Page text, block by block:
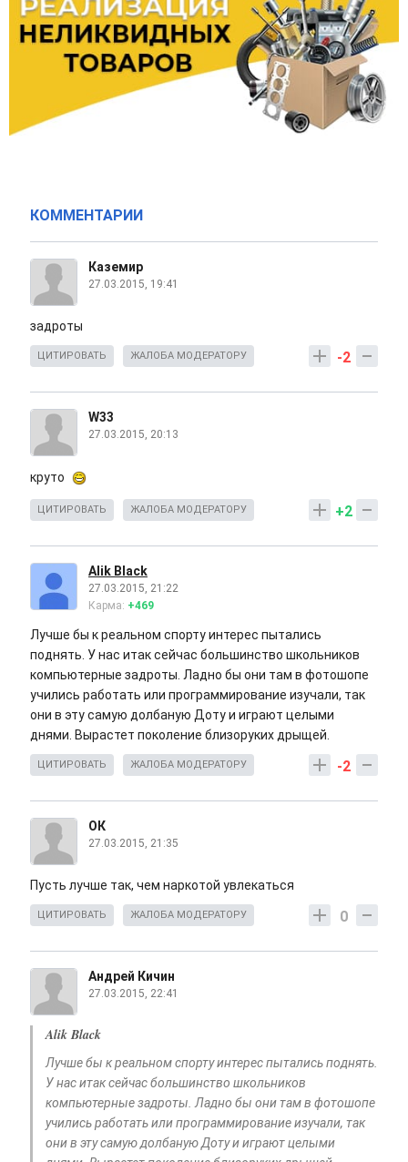
КОММЕНТАРИИ
Каземир
27.03.2015, 19:41
задроты
-2
ЦИТИРОВАТЬ ЖАЛОБА МОДЕРАТОРУ
W33
27.03.2015, 20:13
круто
+2
ЦИТИРОВАТЬ ЖАЛОБА МОДЕРАТОРУ
Alik Black
27.03.2015, 21:22
Карма: +469
Лучше бы к реальном спорту интерес пытались
поднять. У нас итак сейчас большинство школьников
компьютерные задроты. Ладно бы они там в фотошопе
учились работать или программирование изучали, так
они в эту самую долбаную Доту и играют целыми
днями. Вырастет поколение близоруких дрыщей.
-2
ЦИТИРОВАТЬ ЖАЛОБА МОДЕРАТОРУ
ОК
27.03.2015, 21:35
Пусть лучше так, чем наркотой увлекаться
0
ЦИТИРОВАТЬ ЖАЛОБА МОДЕРАТОРУ
Андрей Кичин
27.03.2015, 22:41
Alik Black
Лучше бы к реальном спорту интерес пытались поднять.
У нас итак сейчас большинство школьников
компьютерные задроты. Ладно бы они там в фотошопе
учились работать или программирование изучали, так
они в эту самую долбаную Доту и играют целыми